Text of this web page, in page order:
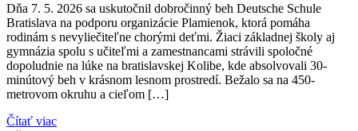
Dňa 7. 5. 2026 sa uskutočnil dobročinný beh Deutsche Schule
Bratislava na podporu organizácie Plamienok, ktorá pomáha
rodinám s nevyliečiteľne chorými deťmi. Žiaci základnej školy aj
gymnázia spolu s učiteľmi a zamestnancami strávili spoločné
dopoludnie na lúke na bratislavskej Kolibe, kde absolvovali 30-
minútový beh v krásnom lesnom prostredí. Bežalo sa na 450-
metrovom okruhu a cieľom […]
Čítať viac